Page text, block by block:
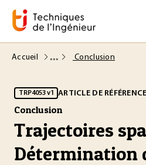
Accueil Conclusion
TRP4053 v1 ARTICLE DE RÉFÉRENCE
Conclusion
Trajectoires
Détermination